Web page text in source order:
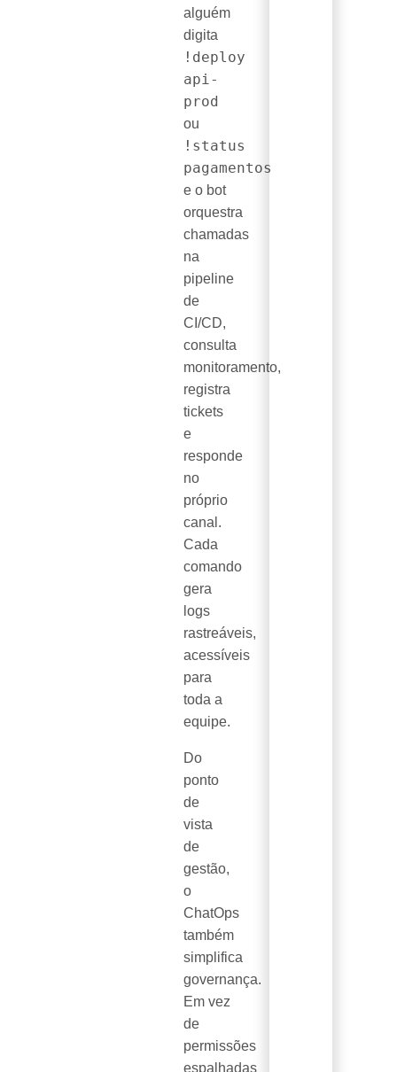
alguém
digita
!deploy
api-
prod
ou
!status
pagamentos
e o bot
orquestra
chamadas
na
pipeline
de
CI/CD,
consulta
monitoramento,
registra
tickets
e
responde
no
próprio
canal.
Cada
comando
gera
logs
rastreáveis,
acessíveis
para
toda a
equipe.
Do
ponto
de
vista
de
gestão,
o
ChatOps
também
simplifica
governança.
Em vez
de
permissões
espalhadas